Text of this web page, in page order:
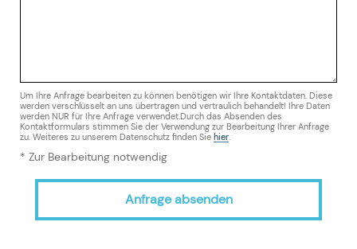
Um Ihre Anfrage bearbeiten zu können benötigen wir Ihre Kontaktdaten. Diese
werden verschlüsselt an uns übertragen und vertraulich behandelt! Ihre Daten
werden NUR für Ihre Anfrage verwendet.Durch das Absenden des
Kontaktformulars stimmen Sie der Verwendung zur Bearbeitung Ihrer Anfrage
zu. Weiteres zu unserem Datenschutz finden Sie hier.
* Zur Bearbeitung notwendig